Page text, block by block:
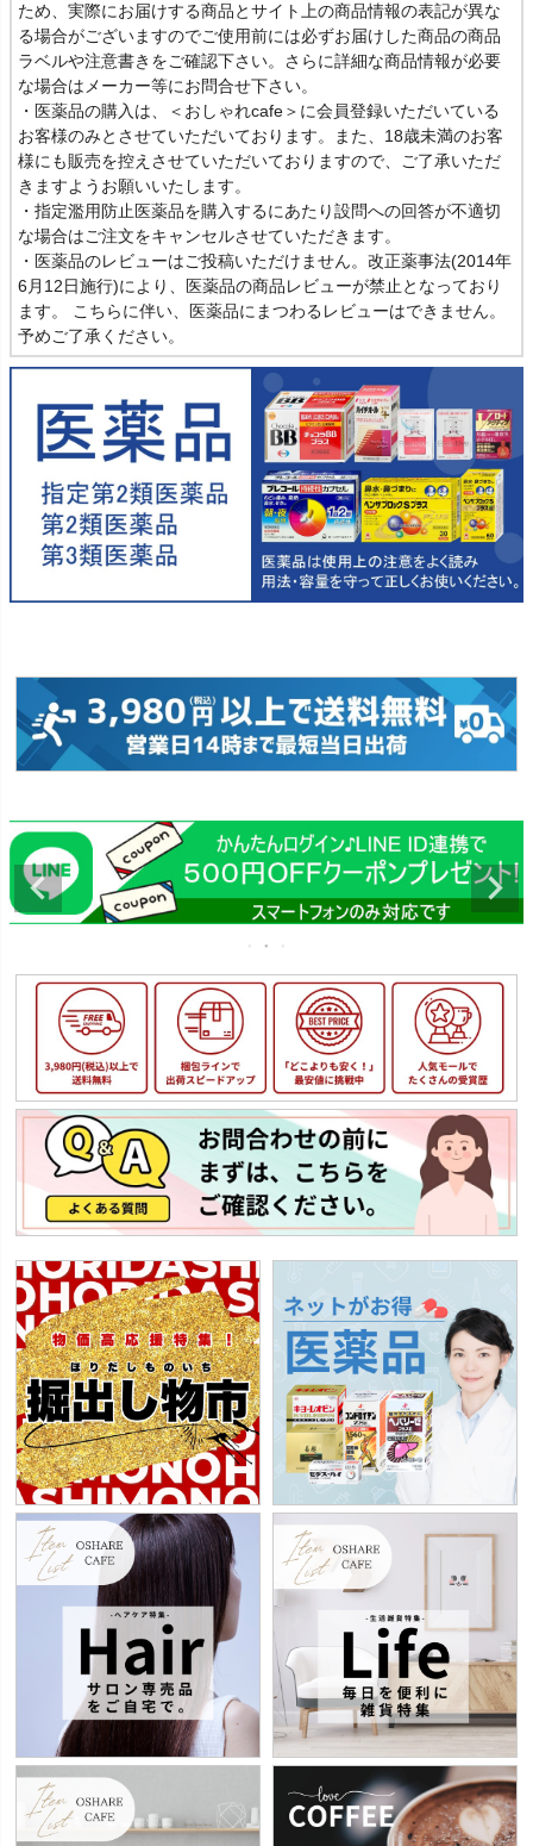
ため、実際にお届けする商品とサイト上の商品情報の表記が異な
る場合がございますのでご使用前には必ずお届けした商品の商品
ラベルや注意書きをご確認下さい。さらに詳細な商品情報が必要
な場合はメーカー等にお問合せ下さい。
・医薬品の購入は、＜おしゃれcafe＞に会員登録いただいている
お客様のみとさせていただいております。また、18歳未満のお客
様にも販売を控えさせていただいておりますので、ご了承いただ
きますようお願いいたします。
・指定濫用防止医薬品を購入するにあたり設問への回答が不適切
な場合はご注文をキャンセルさせていただきます。
・医薬品のレビューはご投稿いただけません。改正薬事法(2014年
6月12日施行)により、医薬品の商品レビューが禁止となっており
ます。 こちらに伴い、医薬品にまつわるレビューはできません。
予めご了承ください。